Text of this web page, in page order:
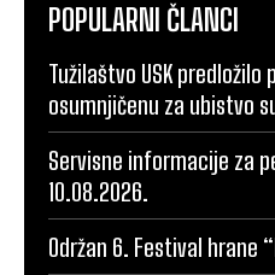
POPULARNI ČLANCI
Tužilaštvo USK predložilo
osumnjičenu za ubistvo
Servisne informacije za
10.08.2026.
Održan 6. Festival hrane